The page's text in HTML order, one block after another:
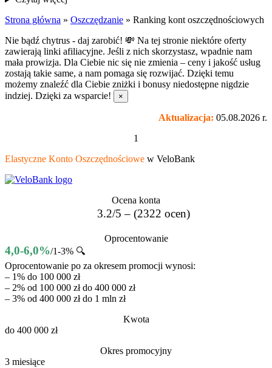
Strona główna » Oszczędzanie » Ranking kont oszczędnościowych
Nie bądź chytrus - daj zarobić! 💸 Na tej stronie niektóre oferty
zawierają linki afiliacyjne. Jeśli z nich skorzystasz, wpadnie nam
mała prowizja. Dla Ciebie nic się nie zmienia – ceny i jakość usług
zostają takie same, a nam pomaga się rozwijać. Dzięki temu
możemy znaleźć dla Ciebie zniżki i bonusy niedostępne nigdzie
indziej. Dzięki za wsparcie!
×
Aktualizacja: 05.08.2026 r.
1
Elastyczne Konto Oszczędnościowe w VeloBank
Ocena konta
3.2/5 – (2322 ocen)
Oprocentowanie
4,0-6,0%/1-3% 🔍
Oprocentowanie po za okresem promocji wynosi:
– 1% do 100 000 zł
– 2% od 100 000 zł do 400 000 zł
– 3% od 400 000 zł do 1 mln zł
Kwota
do 400 000 zł
Okres promocyjny
3 miesiące